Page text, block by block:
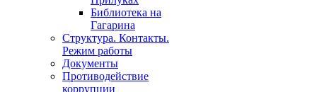
Библиотека на
Гагарина
Структура. Контакты.
Режим работы
Документы
Противодействие
коррупции